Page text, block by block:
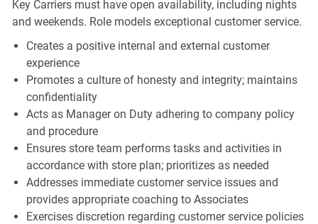
Key Carriers must have open availability, including nights
and weekends. Role models exceptional customer service.
Creates a positive internal and external customer
experience
Promotes a culture of honesty and integrity; maintains
confidentiality
Acts as Manager on Duty adhering to company policy
and procedure
Ensures store team performs tasks and activities in
accordance with store plan; prioritizes as needed
Addresses immediate customer service issues and
provides appropriate coaching to Associates
Exercises discretion regarding customer service policies